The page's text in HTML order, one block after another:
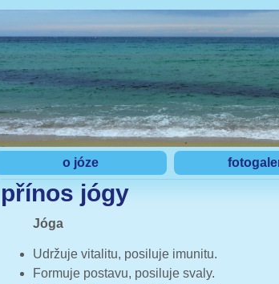
o józe
přínos jógy
Jóga
Udržuje vitalitu, posiluje imunitu.
Formuje postavu, posiluje svaly.